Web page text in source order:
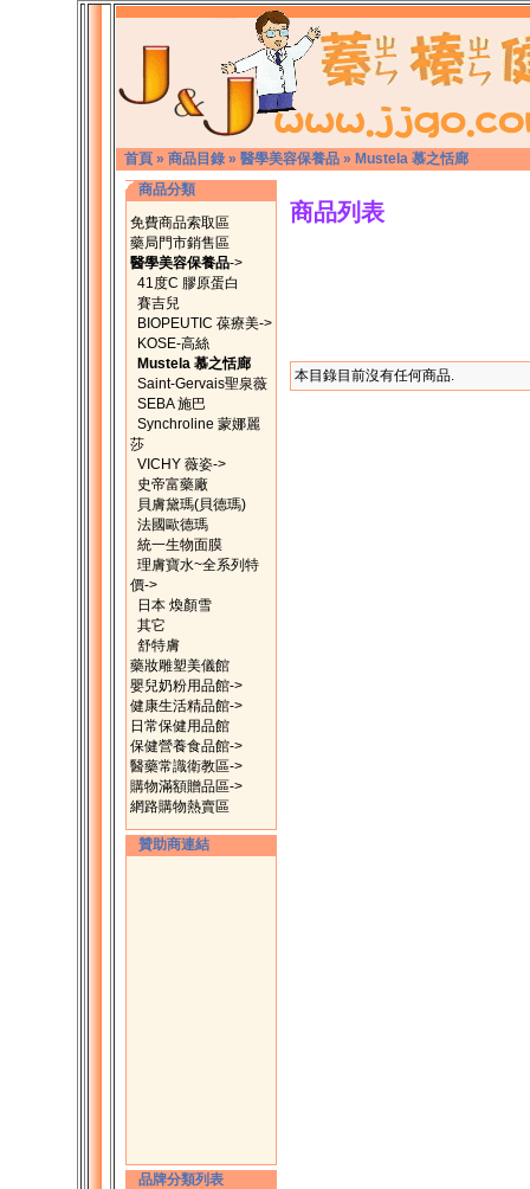
首頁 » 商品目錄 » 醫學美容保養品 » Mustela 慕之恬廊
商品分類
免費商品索取區
藥局門市銷售區
醫學美容保養品->
41度C 膠原蛋白
賽吉兒
BIOPEUTIC 葆療美->
KOSE-高絲
Mustela 慕之恬廊
Saint-Gervais聖泉薇
SEBA 施巴
Synchroline 蒙娜麗
莎
VICHY 薇姿->
史帝富藥廠
貝膚黛瑪(貝德瑪)
法國歐德瑪
統一生物面膜
理膚寶水~全系列特
價->
日本 煥顏雪
其它
舒特膚
藥妝雕塑美儀館
嬰兒奶粉用品館->
健康生活精品館->
日常保健用品館
保健營養食品館->
醫藥常識衛教區->
購物滿額贈品區->
網路購物熱賣區
贊助商連結
品牌分類列表
商品列表
本目錄目前沒有任何商品.